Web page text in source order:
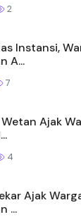
2
Instansi,
A...
7
Ajak
4
Ajak
...